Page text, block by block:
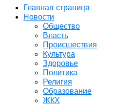
Главная страница
Новости
Общество
Власть
Происшествия
Культура
Здоровье
Политика
Религия
Образование
ЖКХ